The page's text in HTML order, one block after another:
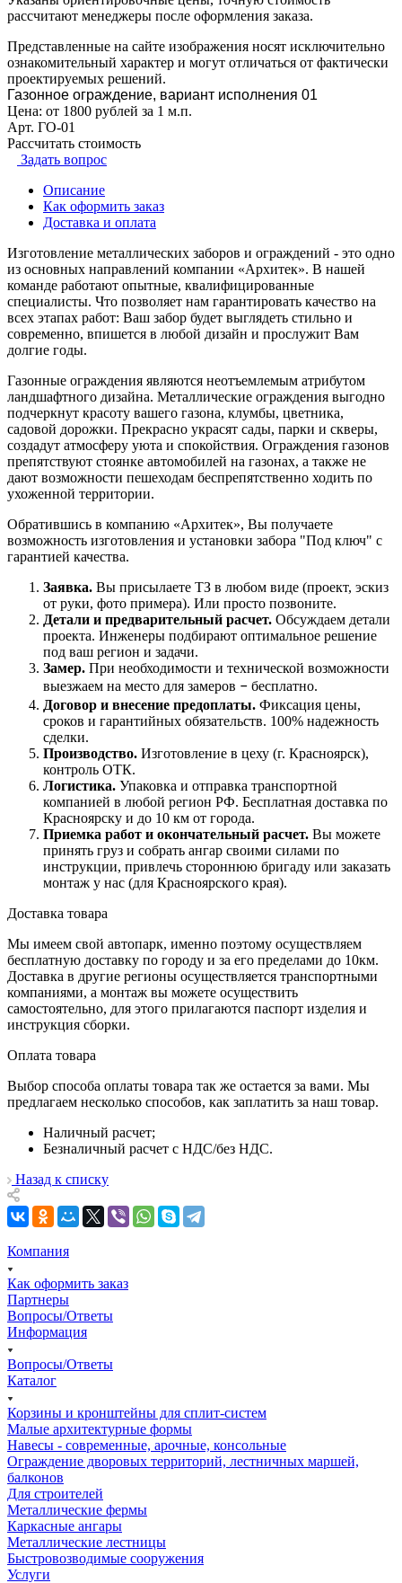
рассчитают менеджеры после оформления заказа.
Представленные на сайте изображения носят исключительно
ознакомительный характер и могут отличаться от фактически
проектируемых решений.
Газонное ограждение, вариант исполнения 01
Цена: от 1800 рублей за 1 м.п.
Арт. ГО-01
Рассчитать стоимость
Задать вопрос
Описание
Как оформить заказ
Доставка и оплата
Изготовление металлических заборов и ограждений - это одно
из основных направлений компании «Архитек». В нашей
команде работают опытные, квалифицированные
специалисты. Что позволяет нам гарантировать качество на
всех этапах работ: Ваш забор будет выглядеть стильно и
современно, впишется в любой дизайн и прослужит Вам
долгие годы.
Газонные ограждения являются неотъемлемым атрибутом
ландшафтного дизайна. Металлические ограждения выгодно
подчеркнут красоту вашего газона, клумбы, цветника,
садовой дорожки. Прекрасно украсят сады, парки и скверы,
создадут атмосферу уюта и спокойствия. Ограждения газонов
препятствуют стоянке автомобилей на газонах, а также не
дают возможности пешеходам беспрепятственно ходить по
ухоженной территории.
Обратившись в компанию «Архитек», Вы получаете
возможность изготовления и установки забора "Под ключ" с
гарантией качества.
Заявка. Вы присылаете ТЗ в любом виде (проект, эскиз
от руки, фото примера). Или просто позвоните.
Детали и предварительный расчет. Обсуждаем детали
проекта. Инженеры подбирают оптимальное решение
под ваш регион и задачи.
Замер. При необходимости и технической возможности
выезжаем на место для замеров – бесплатно.
Договор и внесение предоплаты. Фиксация цены,
сроков и гарантийных обязательств. 100% надежность
сделки.
Производство. Изготовление в цеху (г. Красноярск),
контроль ОТК.
Логистика. Упаковка и отправка транспортной
компанией в любой регион РФ. Бесплатная доставка по
Красноярску и до 10 км от города.
Приемка работ и окончательный расчет. Вы можете
принять груз и собрать ангар своими силами по
инструкции, привлечь стороннюю бригаду или заказать
монтаж у нас (для Красноярского края).
Доставка товара
Мы имеем свой автопарк, именно поэтому осуществляем
бесплатную доставку по городу и за его пределами до 10км.
Доставка в другие регионы осуществляется транспортными
компаниями, а монтаж вы можете осуществить
самостоятельно, для этого прилагаются паспорт изделия и
инструкция сборки.
Оплата товара
Выбор способа оплаты товара так же остается за вами. Мы
предлагаем несколько способов, как заплатить за наш товар.
Наличный расчет;
Безналичный расчет с НДС/без НДС.
Назад к списку
Компания
Как оформить заказ
Партнеры
Вопросы/Ответы
Информация
Вопросы/Ответы
Каталог
Корзины и кронштейны для сплит-систем
Малые архитектурные формы
Навесы - современные, арочные, консольные
Ограждение дворовых территорий, лестничных маршей,
балконов
Для строителей
Металлические фермы
Каркасные ангары
Металлические лестницы
Быстровозводимые сооружения
Услуги